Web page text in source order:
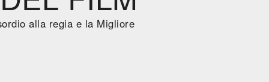
alla regia e la Migliore